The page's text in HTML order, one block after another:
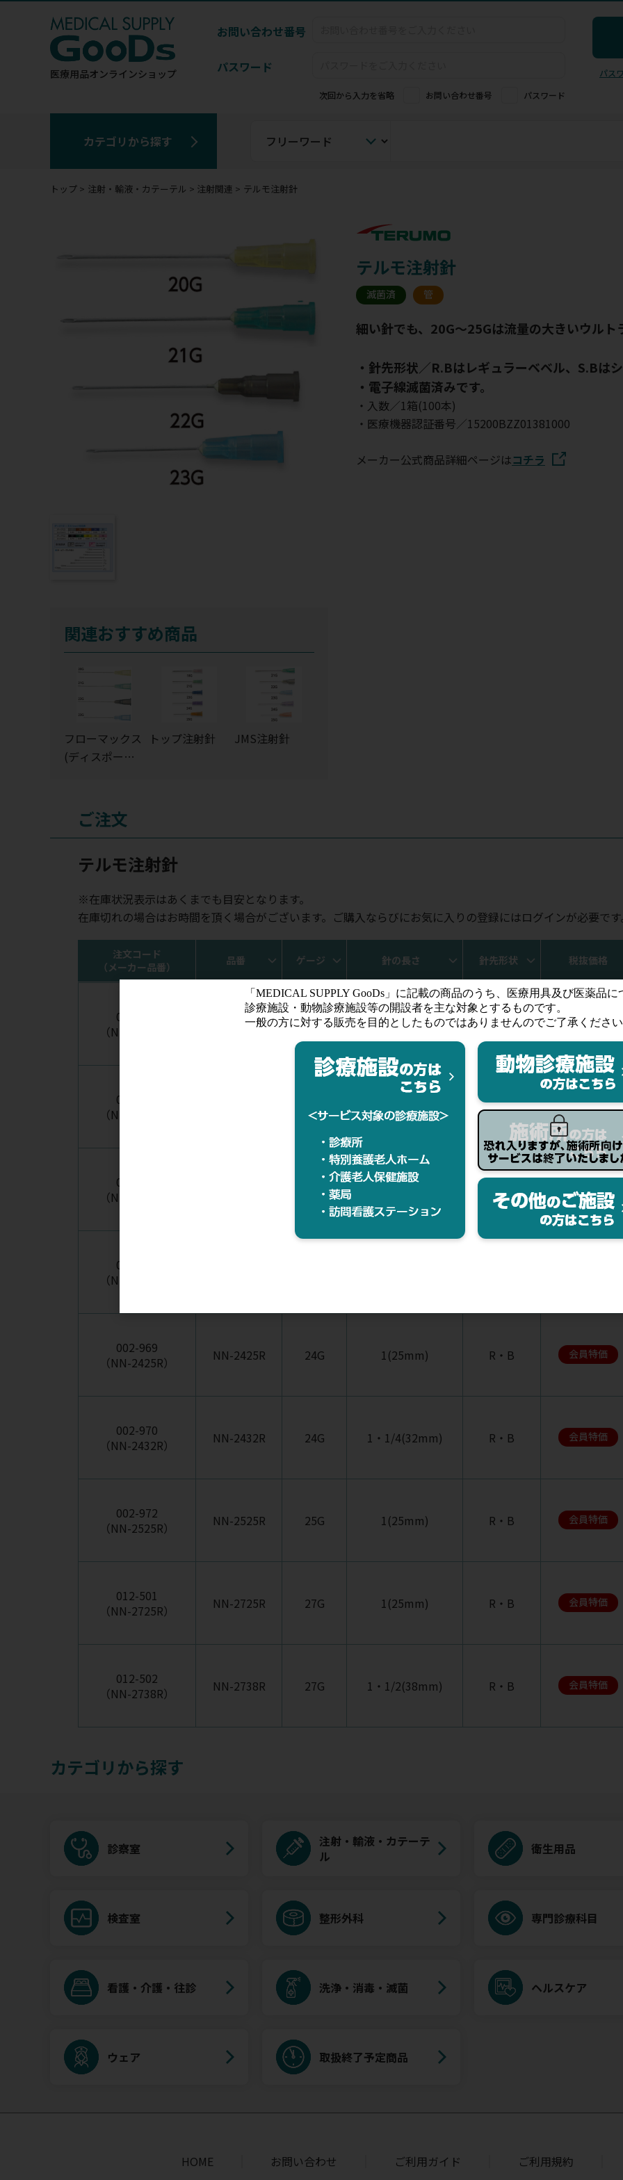
医療用品オンラインショップ
お問い合わせ番号
パスワード
次回から入力を省略 お問い合わせ番号 パスワード
パス
カテゴリから探す
トップ 注射・輸液・カテーテル 注射関連 テルモ注射針
関連おすすめ商品
フローマックス
(ディスポーザ
トップ注射針 JMS注射針
テルモ注射針
滅菌済 管
細い針でも、20G～25Gは流量の大きいウルト
・針先形状／R.Bはレギュラーベベル、S.Bは
・電子線滅菌済みです。
・入数／1箱(100本)
・医療機器認証番号／15200BZZ01381000
メーカー公式商品詳細ページはコチラ
ご注文
テルモ注射針
※在庫状況表示はあくまでも目安となります。
在庫切れの場合はお時間を頂く場合がございます。ご購入ならびにお気に入りの登録にはログインが必要で
注文コード
（メーカー品番）
品番 ゲージ 針の長さ 針先形状 税抜価格
002-960
（NN-2138R）
NN-2138R 21G 1・1/2(38mm) R・B 会員特価
002-964
（NN-2232S）
1・1/4(32mm) S・B 会員特価
002-966
（NN-2325R）
23G R・B 会員特価
002-967
（NN-2332R）
002-969
（NN-2425R）
NN-2425R 24G 1(25mm) R・B 会員特価
002-970
（NN-2432R）
NN-2432R 24G 1・1/4(32mm) R・B 会員特価
002-972
（NN-2525R）
NN-2525R 25G 1(25mm) R・B 会員特価
012-501
（NN-2725R）
NN-2725R 27G 1(25mm) R・B 会員特価
012-502
（NN-2738R）
NN-2738R 27G 1・1/2(38mm) R・B 会員特価
カテゴリから探す
診察室
注射・輸液・カテーテ
ル
衛生用品
検査室 整形外科 専門診療科目
看護・介護・往診 洗浄・消毒・滅菌 ヘルスケア
ウェア 取扱終了予定商品
HOME お問い合わせ ご利用ガイド ご利用規約